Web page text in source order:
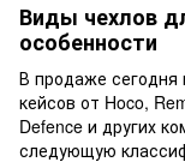
Виды чехлов
особенности
В продаже
кейсов от Hoco,
Defence и других
следующую